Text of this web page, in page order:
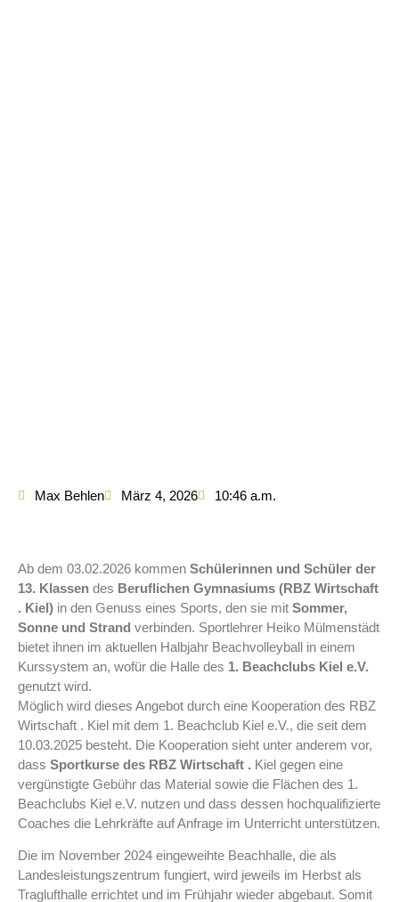
Max Behlen März 4, 2026 10:46 a.m.
Ab dem 03.02.2026 kommen Schülerinnen und Schüler der
13. Klassen des Beruflichen Gymnasiums (RBZ Wirtschaft
. Kiel) in den Genuss eines Sports, den sie mit Sommer,
Sonne und Strand verbinden. Sportlehrer Heiko Mülmenstädt
bietet ihnen im aktuellen Halbjahr Beachvolleyball in einem
Kurssystem an, wofür die Halle des 1. Beachclubs Kiel e.V.
genutzt wird.
Möglich wird dieses Angebot durch eine Kooperation des RBZ
Wirtschaft . Kiel mit dem 1. Beachclub Kiel e.V., die seit dem
10.03.2025 besteht. Die Kooperation sieht unter anderem vor,
dass Sportkurse des RBZ Wirtschaft . Kiel gegen eine
vergünstigte Gebühr das Material sowie die Flächen des 1.
Beachclubs Kiel e.V. nutzen und dass dessen hochqualifizierte
Coaches die Lehrkräfte auf Anfrage im Unterricht unterstützen.
Die im November 2024 eingeweihte Beachhalle, die als
Landesleistungszentrum fungiert, wird jeweils im Herbst als
Traglufthalle errichtet und im Frühjahr wieder abgebaut. Somit